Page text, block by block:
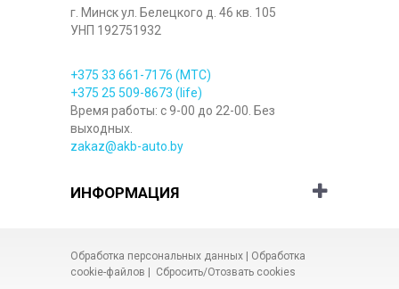
г. Минск ул. Белецкого д. 46 кв. 105
УНП 192751932
+375 33 661-7176 (МТС)
+375 25 509-8673 (life)
Время работы: с 9-00 до 22-00. Без
выходных.
zakaz@akb-auto.by
ИНФОРМАЦИЯ
Обработка персональных данных | Обработка
cookie-файлов | Сбросить/Отозвать cookies